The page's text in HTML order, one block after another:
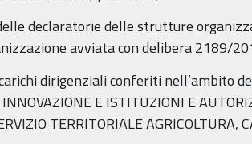
declaratorie delle strutture
avviata con delibera 2189/
dirigenziali conferiti nell’ambito
E ISTITUZIONI E
TERRITORIALE AGRICOLTURA,